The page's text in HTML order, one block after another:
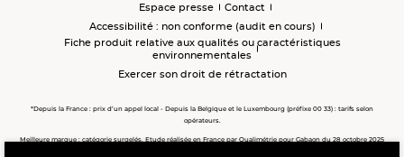
Espace presse
Contact
Accessibilité : non conforme (audit en cours)
Fiche produit relative aux qualités ou caractéristiques
environnementales
Exercer son droit de rétractation
*Depuis la France : prix d’un appel local - Depuis la Belgique et le Luxembourg (préfixe 00 33) : tarifs selon
opérateurs.
Meilleure marque : catégorie surgelés. Etude réalisée en France par Qualimétrie pour Gabaon du 28 octobre 2025